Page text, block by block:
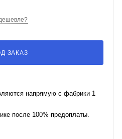
ЗАКАЗ
напрямую с фабрики 1
после 100% предоплаты.